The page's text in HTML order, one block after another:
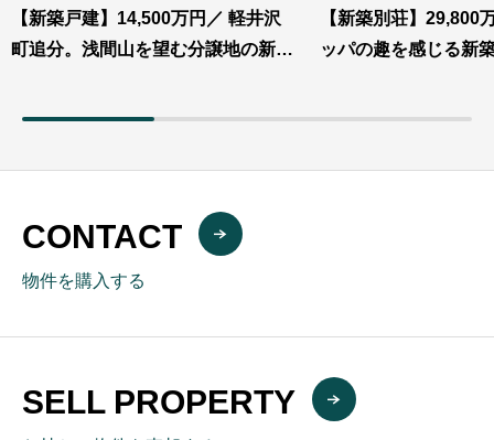
【新築戸建】14,500万円／ 軽井沢
町追分。浅間山を望む分譲地の新築
【新築別荘】29,800
ッパの趣を感じる新
CONTACT
物件を購入する
SELL PROPERTY